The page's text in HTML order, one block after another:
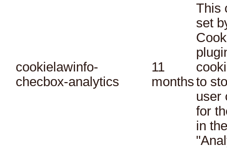
cookielawinfo-
checbox-analytics
11
months
This
set
to
user
for
in